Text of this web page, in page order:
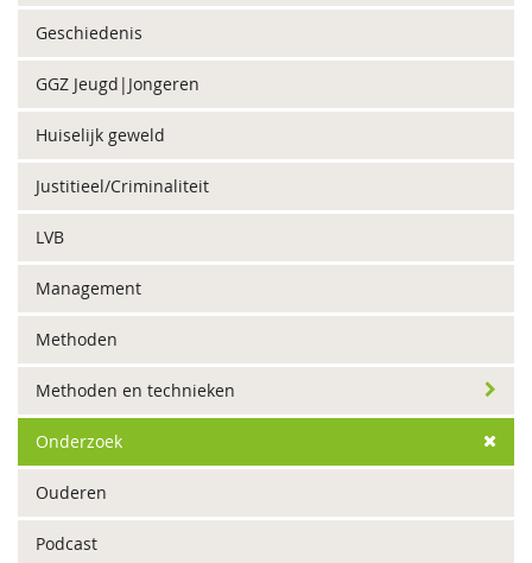
Geschiedenis
GGZ Jeugd|Jongeren
Huiselijk geweld
Justitieel/Criminaliteit
LVB
Management
Methoden
Methoden en technieken
Onderzoek
Ouderen
Podcast